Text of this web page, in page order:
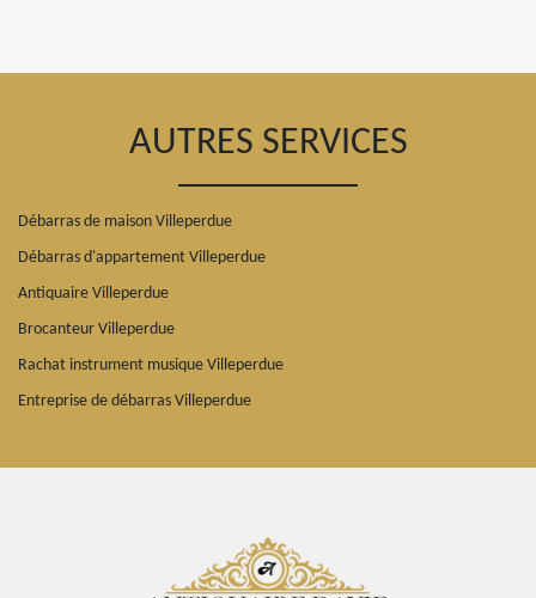
AUTRES SERVICES
Débarras de maison Villeperdue
Débarras d'appartement Villeperdue
Antiquaire Villeperdue
Brocanteur Villeperdue
Rachat instrument musique Villeperdue
Entreprise de débarras Villeperdue